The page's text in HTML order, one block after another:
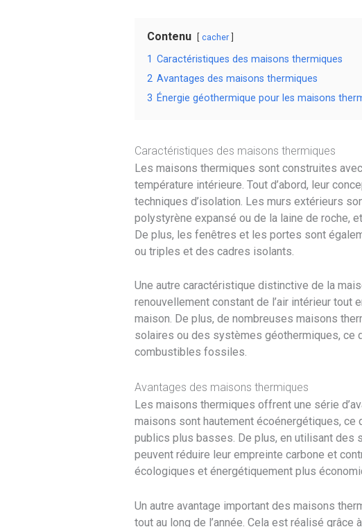
Contenu cacher
1 Caractéristiques des maisons thermiques
2 Avantages des maisons thermiques
3 Énergie géothermique pour les maisons
Caractéristiques des maisons thermiques
Les maisons thermiques sont construites
température intérieure. Tout d’abord, leur
techniques d’isolation. Les murs extérieurs
polystyrène expansé ou de la laine de roche,
De plus, les fenêtres et les portes sont
ou triples et des cadres isolants.
Une autre caractéristique distinctive de la
renouvellement constant de l’air intérieur tout
maison. De plus, de nombreuses maisons
solaires ou des systèmes géothermiques, ce
combustibles fossiles.
Avantages des maisons thermiques
Les maisons thermiques offrent une série
maisons sont hautement écoénergétiques,
publics plus basses. De plus, en utilisant des
peuvent réduire leur empreinte carbone et
écologiques et énergétiquement plus
Un autre avantage important des maisons
tout au long de l’année. Cela est réalisé